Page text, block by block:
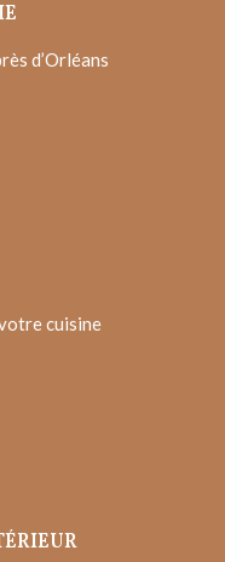
d’Orléans
cuisine